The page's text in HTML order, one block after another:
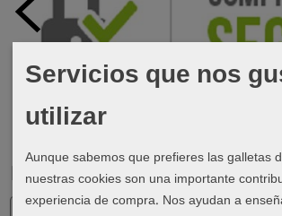
Marcas
Servicios que nos
utilizar
Aunque sabemos que prefieres las galletas
nuestras cookies son una importante
experiencia de compra. Nos ayudan a